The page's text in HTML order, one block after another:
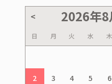
日 月 火 水 木
2 3 4 5 6